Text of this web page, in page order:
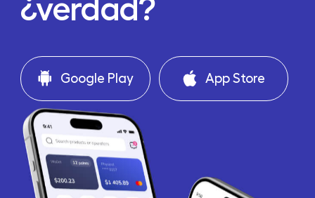
¿verdad?
Google Play App Store